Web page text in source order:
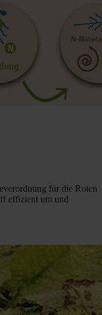
für die Roten
effizient um und